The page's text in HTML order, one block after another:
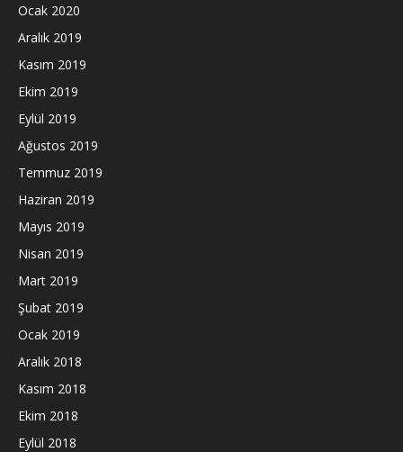
Ocak 2020
Aralık 2019
Kasım 2019
Ekim 2019
Eylül 2019
Ağustos 2019
Temmuz 2019
Haziran 2019
Mayıs 2019
Nisan 2019
Mart 2019
Şubat 2019
Ocak 2019
Aralık 2018
Kasım 2018
Ekim 2018
Eylül 2018